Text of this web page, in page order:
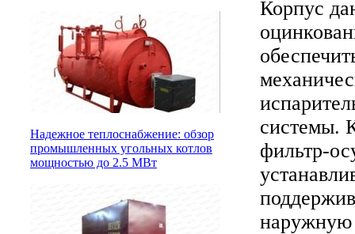
Надежное теплоснабжение: обзор
промышленных угольных котлов
мощностью до 2.5 МВт
Корпус
системы.
фильтр-
наружную